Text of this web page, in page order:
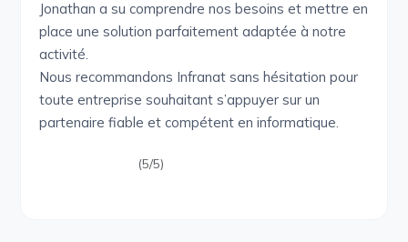
Jonathan a su comprendre nos besoins et mettre en
place une solution parfaitement adaptée à notre
activité.
Nous recommandons Infranat sans hésitation pour
toute entreprise souhaitant s’appuyer sur un
partenaire fiable et compétent en informatique.
(5/5)